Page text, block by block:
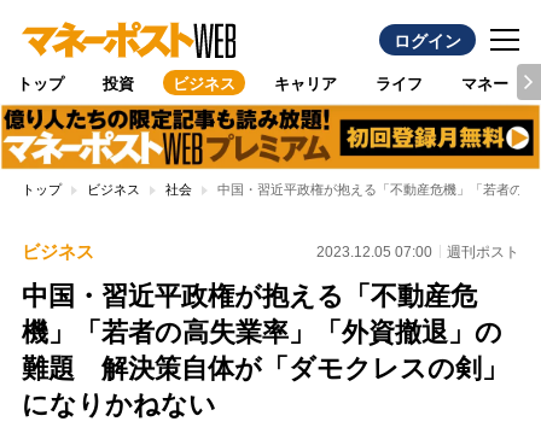
ログイン
トップ 投資 ビジネス キャリア ライフ マネー
トップ ビジネス 社会 中国・習近平政権が抱える「不動産危機」「若者の
ビジネス 2023.12.05 07:00 週刊ポスト
中国・習近平政権が抱える「不動産危
機」「若者の高失業率」「外資撤退」の
難題 解決策自体が「ダモクレスの剣」
になりかねない